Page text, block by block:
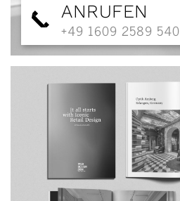
ANRUFEN
+49 1609 2589 540